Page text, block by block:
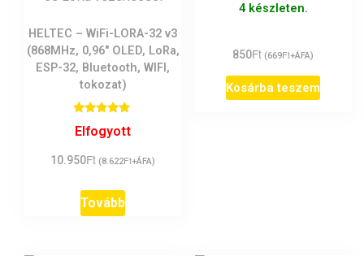
HELTEC – WiFi-LORA-32 v3
(868MHz, 0,96″ OLED, LoRa,
ESP-32, Bluetooth, WIFI,
tokozat)
Értékelés:
5.00
Elfogyott
10.950Ft (8.622Ft+ÁFA)
Tovább
4 készleten.
850Ft (669Ft+ÁFA)
Kosárba teszem